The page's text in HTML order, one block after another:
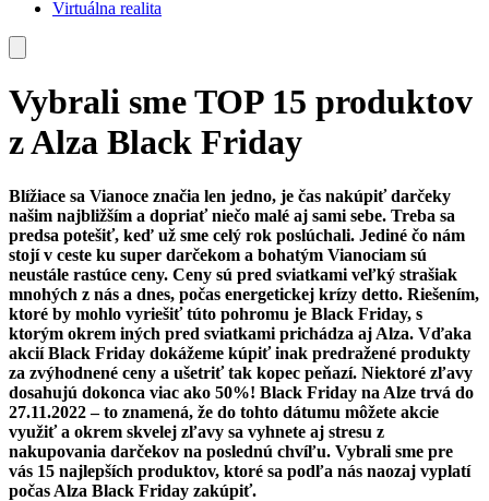
Virtuálna realita
Vybrali sme TOP 15 produktov
z Alza Black Friday
Blížiace sa Vianoce značia len jedno, je čas nakúpiť darčeky
našim najbližším a dopriať niečo malé aj sami sebe. Treba sa
predsa potešiť, keď už sme celý rok poslúchali. Jediné čo nám
stojí v ceste ku super darčekom a bohatým Vianociam sú
neustále rastúce ceny. Ceny sú pred sviatkami veľký strašiak
mnohých z nás a dnes, počas energetickej krízy detto. Riešením,
ktoré by mohlo vyriešiť túto pohromu je Black Friday, s
ktorým okrem iných pred sviatkami prichádza aj Alza. Vďaka
akcií Black Friday dokážeme kúpiť inak predražené produkty
za zvýhodnené ceny a ušetriť tak kopec peňazí. Niektoré zľavy
dosahujú dokonca viac ako 50%! Black Friday na Alze trvá do
27.11.2022 – to znamená, že do tohto dátumu môžete akcie
využiť a okrem skvelej zľavy sa vyhnete aj stresu z
nakupovania darčekov na poslednú chvíľu. Vybrali sme pre
vás 15 najlepších produktov, ktoré sa podľa nás naozaj vyplatí
počas Alza Black Friday zakúpiť.